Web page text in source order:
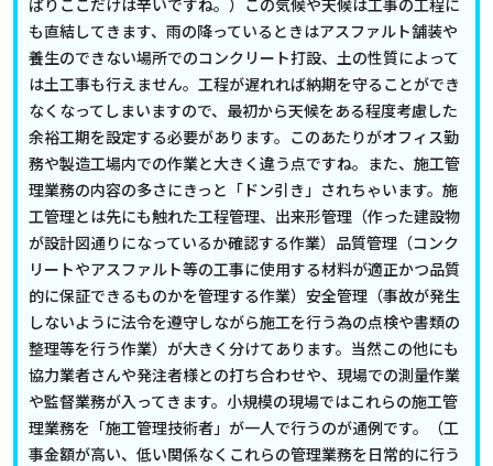
ぱりここだけは辛いですね。）この気候や天候は工事の工程に
も直結してきます、雨の降っているときはアスファルト舗装や
養生のできない場所でのコンクリート打設、土の性質によって
は土工事も行えません。工程が遅れれば納期を守ることができ
なくなってしまいますので、最初から天候をある程度考慮した
余裕工期を設定する必要があります。このあたりがオフィス勤
務や製造工場内での作業と大きく違う点ですね。また、施工管
理業務の内容の多さにきっと「ドン引き」されちゃいます。施
工管理とは先にも触れた工程管理、出来形管理（作った建設物
が設計図通りになっているか確認する作業）品質管理（コンク
リートやアスファルト等の工事に使用する材料が適正かつ品質
的に保証できるものかを管理する作業）安全管理（事故が発生
しないように法令を遵守しながら施工を行う為の点検や書類の
整理等を行う作業）が大きく分けてあります。当然この他にも
協力業者さんや発注者様との打ち合わせや、現場での測量作業
や監督業務が入ってきます。小規模の現場ではこれらの施工管
理業務を「施工管理技術者」が一人で行うのが通例です。（工
事金額が高い、低い関係なくこれらの管理業務を日常的に行う